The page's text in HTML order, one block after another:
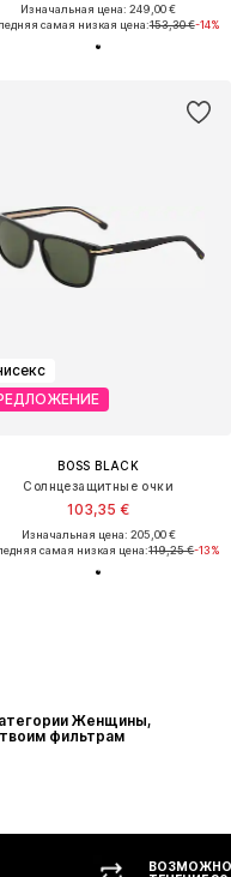
Изначальная цена: 249,00 €
самая низкая цена:153,30 €-14%
BOSS BLACK
Солнцезащитные очки
103,35 €
Изначальная цена: 205,00 €
самая низкая цена:119,25 €-13%
Женщины,
фильтрам